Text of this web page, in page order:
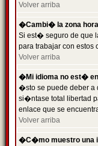
Volver arriba
�Cambi� la zona
Si est� seguro de que
para trabajar con estos
Volver arriba
�Mi idioma no est�
�sto se puede deber a
si�ntase total libertad
enlace que se
Volver arriba
�C�mo muestro una